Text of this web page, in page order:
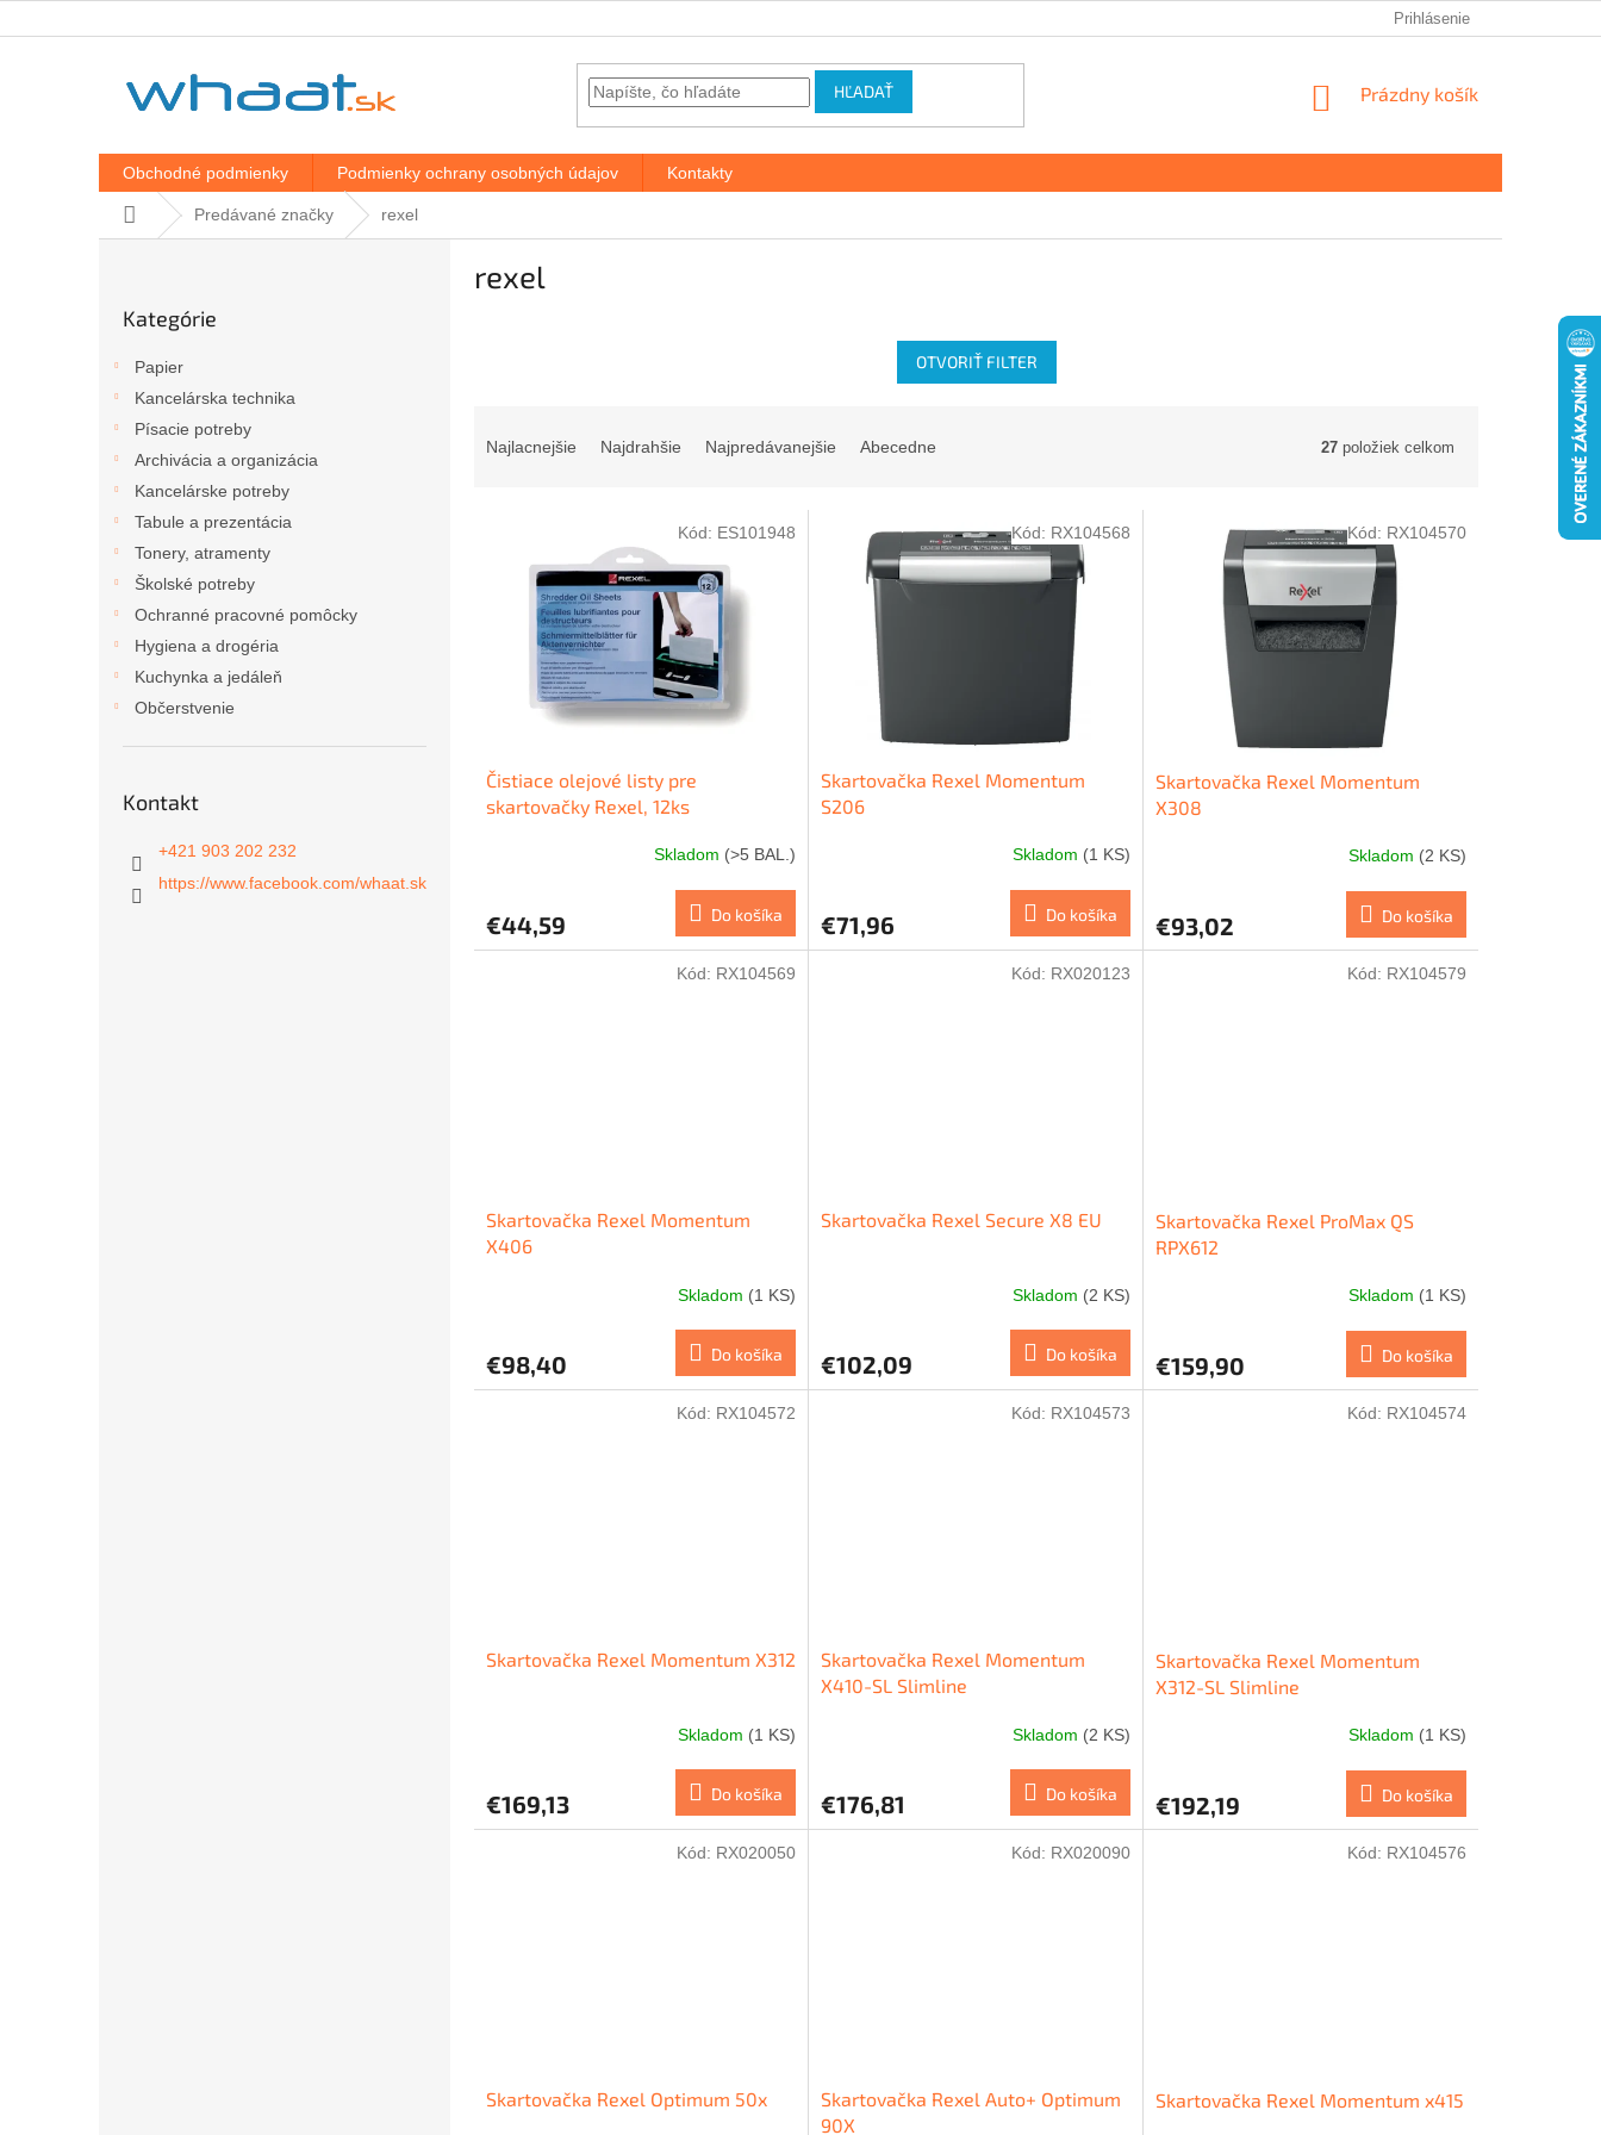
na
Prihlásenie
HĽADAŤ
NÁKUPNÝ
Prázdny košík
Obchodné podmienky Podmienky ochrany osobných údajov Kontakty
DomovPredávané značky rexel
kategórie
Kategórie
Papier
Kancelárska technika
Písacie potreby
Archivácia a organizácia
Kancelárske potreby
Tabule a prezentácia
Tonery, atramenty
Školské potreby
Ochranné pracovné pomôcky
Hygiena a drogéria
Kuchynka a jedáleň
Občerstvenie
Kontakt
+421 903 202 232
https://www.facebook.com/whaat.sk
rexel
OTVORIŤ FILTER
Najlacnejšie Najdrahšie Najpredávanejšie Abecedne 27 položiek celkom
Čistiace olejové listy pre
skartovačky Rexel, 12ks
Skladom (>5 BAL.)
€44,59 Do košíka
Kód: ES101948
Skartovačka Rexel Momentum
S206
Skladom (1 KS)
€71,96 Do košíka
Kód: RX104568
Skartovačka Rexel Momentum
X308
Skladom (2 KS)
€93,02 Do košíka
Kód: RX104570
Skartovačka Rexel Momentum
X406
Skladom (1 KS)
€98,40 Do košíka
Kód: RX104569
Skartovačka Rexel Secure X8 EU
Skladom (2 KS)
€102,09 Do košíka
Kód: RX020123
Skartovačka Rexel ProMax QS
RPX612
Skladom (1 KS)
€159,90 Do košíka
Kód: RX104579
Skartovačka Rexel Momentum X312
Skladom (1 KS)
€169,13 Do košíka
Kód: RX104572
Skartovačka Rexel Momentum
X410-SL Slimline
Skladom (2 KS)
€176,81 Do košíka
Kód: RX104573
Skartovačka Rexel Momentum
X312-SL Slimline
Skladom (1 KS)
€192,19 Do košíka
Kód: RX104574
Skartovačka Rexel Optimum 50x
Kód: RX020050
Skartovačka Rexel Auto+ Optimum
90X
Kód: RX020090
Skartovačka Rexel Momentum x415
Kód: RX104576